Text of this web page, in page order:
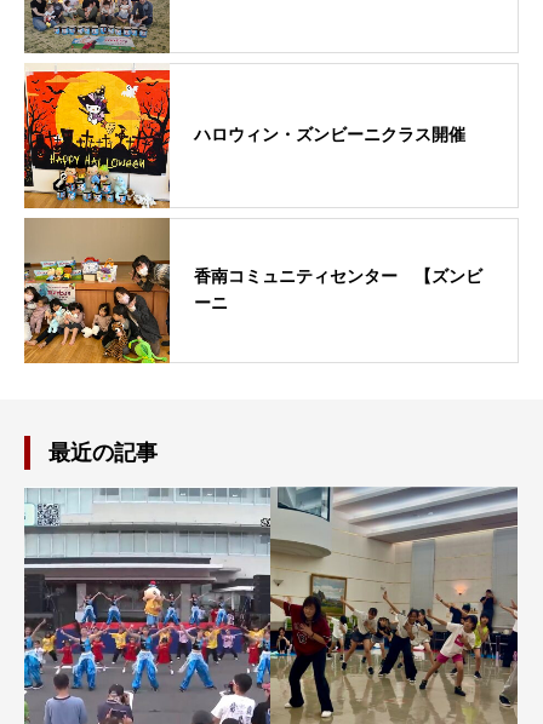
ハロウィン・ズンビーニクラス開催
香南コミュニティセンター 【ズンビ
ーニ
最近の記事